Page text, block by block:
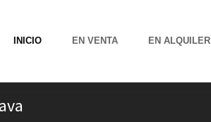
INICIO EN VENTA EN ALQUILER